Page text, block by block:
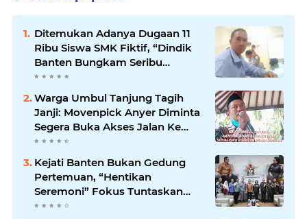
Ditemukan Adanya Dugaan 11
Ribu Siswa SMK Fiktif, “Dindik
Banten Bungkam Seribu
Bahasa”
Warga Umbul Tanjung Tagih
Janji: Movenpick Anyer Diminta
Segera Buka Akses Jalan Ke
Pantai
Kejati Banten Bukan Gedung
Pertemuan, “Hentikan
Seremoni” Fokus Tuntaskan
Korupsi!